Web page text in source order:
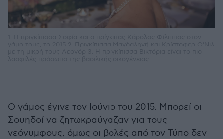
Ο γάμος έγινε τον Ιούνιο του 2015. Μπορεί οι
Σουηδοί να ζητωκραύγαζαν για τους
νεόνυμφους, όμως οι βολές από τον Τύπο δεν